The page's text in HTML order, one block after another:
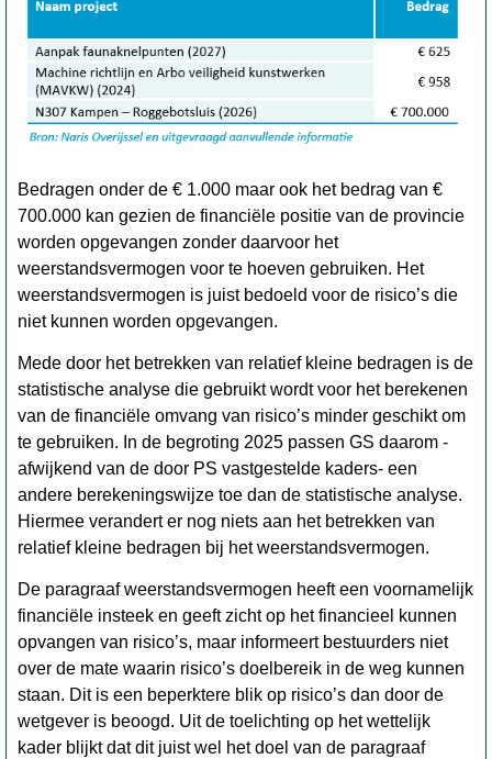
Bedragen onder de € 1.000 maar ook het bedrag van €
700.000 kan gezien de financiële positie van de provincie
worden opgevangen zonder daarvoor het
weerstandsvermogen voor te hoeven gebruiken. Het
weerstandsvermogen is juist bedoeld voor de risico’s die
niet kunnen worden opgevangen.
Mede door het betrekken van relatief kleine bedragen is de
statistische analyse die gebruikt wordt voor het berekenen
van de financiële omvang van risico’s minder geschikt om
te gebruiken. In de begroting 2025 passen GS daarom -
afwijkend van de door PS vastgestelde kaders- een
andere berekeningswijze toe dan de statistische analyse.
Hiermee verandert er nog niets aan het betrekken van
relatief kleine bedragen bij het weerstandsvermogen.
De paragraaf weerstandsvermogen heeft een voornamelijk
financiële insteek en geeft zicht op het financieel kunnen
opvangen van risico’s, maar informeert bestuurders niet
over de mate waarin risico’s doelbereik in de weg kunnen
staan. Dit is een beperktere blik op risico’s dan door de
wetgever is beoogd. Uit de toelichting op het wettelijk
kader blijkt dat dit juist wel het doel van de paragraaf